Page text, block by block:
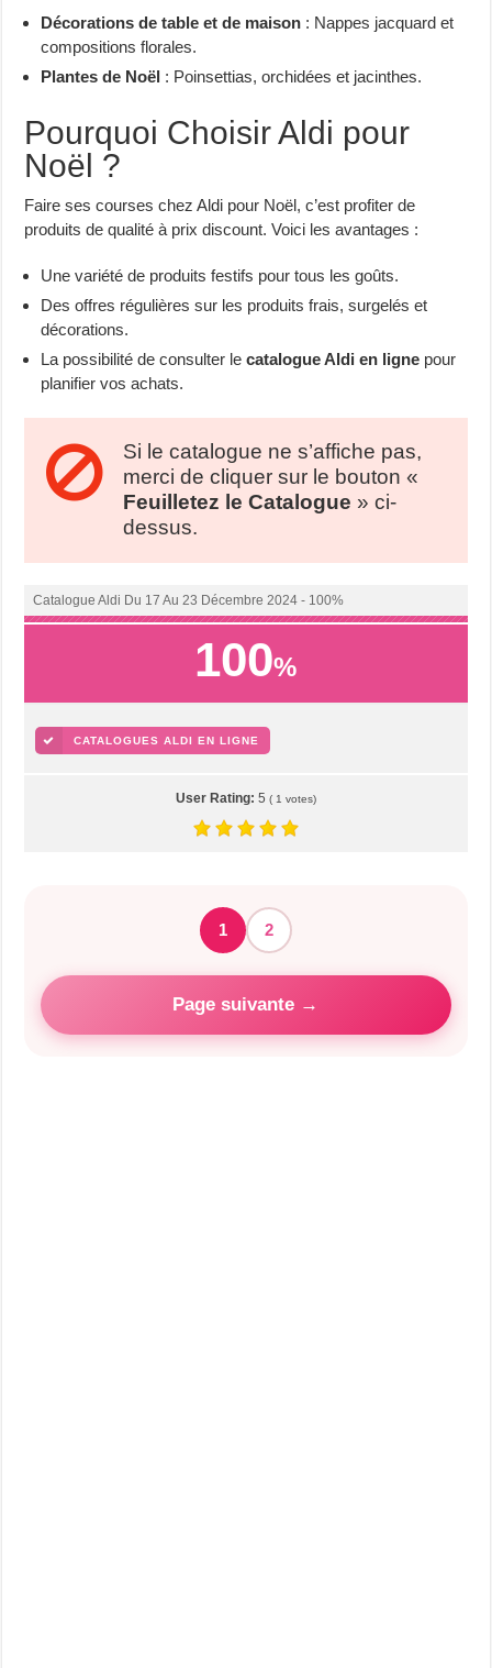
Décorations de table et de maison : Nappes jacquard et
compositions florales.
Plantes de Noël : Poinsettias, orchidées et jacinthes.
Pourquoi Choisir Aldi pour
Noël ?
Faire ses courses chez Aldi pour Noël, c’est profiter de
produits de qualité à prix discount. Voici les avantages :
Une variété de produits festifs pour tous les goûts.
Des offres régulières sur les produits frais, surgelés et
décorations.
La possibilité de consulter lecatalogue Aldi en ligne pour
planifier vos achats.
Si le catalogue ne s’affiche pas,
merci de cliquer sur le bouton «
Feuilletez le Catalogue » ci-
dessus.
Catalogue Aldi Du 17 Au 23 Décembre 2024 - 100%
100%
CATALOGUES ALDI EN LIGNE
User Rating: 5 ( 1 votes)
1 2
Page suivante →